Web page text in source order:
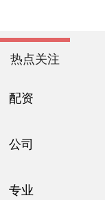
热点关注
配资
公司
专业